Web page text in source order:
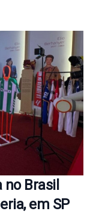
Brasil
em SP